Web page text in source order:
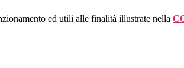
ed utili alle finalità illustrate nella